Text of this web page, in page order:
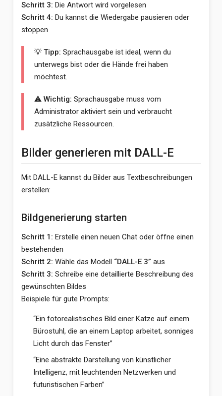
Schritt 3: Die Antwort wird vorgelesen
Schritt 4: Du kannst die Wiedergabe pausieren oder
stoppen
💡 Tipp: Sprachausgabe ist ideal, wenn du
unterwegs bist oder die Hände frei haben
möchtest.
⚠️ Wichtig: Sprachausgabe muss vom
Administrator aktiviert sein und verbraucht
zusätzliche Ressourcen.
Bilder generieren mit DALL-E
Mit DALL-E kannst du Bilder aus Textbeschreibungen
erstellen:
Bildgenerierung starten
Schritt 1: Erstelle einen neuen Chat oder öffne einen
bestehenden
Schritt 2: Wähle das Modell “DALL-E 3” aus
Schritt 3: Schreibe eine detaillierte Beschreibung des
gewünschten Bildes
Beispiele für gute Prompts:
“Ein fotorealistisches Bild einer Katze auf einem
Bürostuhl, die an einem Laptop arbeitet, sonniges
Licht durch das Fenster”
“Eine abstrakte Darstellung von künstlicher
Intelligenz, mit leuchtenden Netzwerken und
futuristischen Farben”